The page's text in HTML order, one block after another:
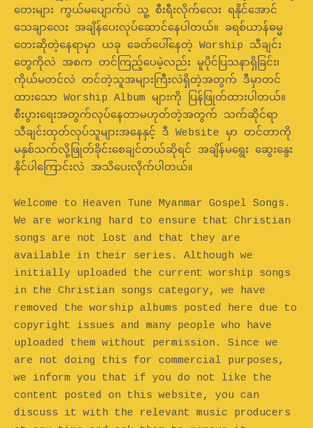
တေးများ ကွယ်မပျောက်ပဲ သူ့ စီးရီးလိုက်လေး ရနိုင်အောင်
သေချာလေး အချိန်ပေးလုပ်ဆောင်နေပါတယ်။ ခရစ်ယာန်ဓမ္မ
တေးဆိုတဲ့နေရာမှာ ယခု ခေတ်ပေါ်နေတဲ့ Worship သီချင်း
တွေကိုလဲ အစက တင်ကြည့်ပေမဲ့လည်း မူပိုင်ပြသနာရှိခြင်း၊
ကိုယ်မတင်လဲ တင်တဲ့သူအများကြီးလဲရှိတဲ့အတွက် ဒီမှာတင်
ထားသော Worship Album များကို ပြန်ဖြုတ်ထားပါတယ်။
စီးပွားရေးအတွက်လုပ်နေတာမဟုတ်တဲ့အတွက် သက်ဆိုင်ရာ
သီချင်းထုတ်လုပ်သူများအနေနှင့် ဒီ Website မှာ တင်တာကို
မနှစ်သက်လို့ဖြုတ်ခိုင်းစေချင်တယ်ဆိုရင် အချိန်မရွေး ဆွေးနွေး
နိုင်ပါကြောင်းလဲ အသိပေးလိုက်ပါတယ်။
Welcome to Heaven Tune Myanmar Gospel Songs.
We are working hard to ensure that Christian
songs are not lost and that they are
available in their series. Although we
initially uploaded the current worship songs
in the Christian songs category, we have
removed the worship albums posted here due to
copyright issues and many people who have
uploaded them without permission. Since we
are not doing this for commercial purposes,
we inform you that if you do not like the
content posted on this website, you can
discuss it with the relevant music producers